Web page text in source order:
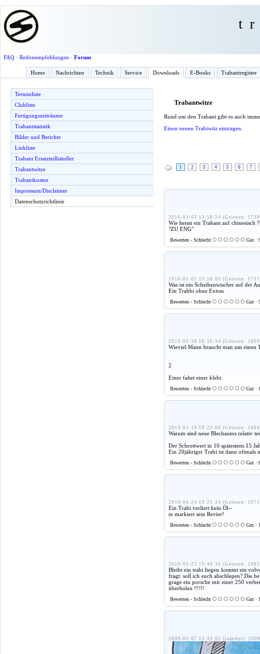
FAQ· Reifenempfehlungen · Forum
Home Nachrichten Technik Service Downloads E-Books Trabantregister
Terminliste
Clubliste
Fertigungszeiträume
Trabantstatistik
Bilder und Berichte
Linkliste
Trabant Ersatzteilhändler
Trabantwitze
Trabantkosten
Impressum/Disclaimer
Datenschutzrichtlinie
Trabantwitze
Rund um den Trabant gibt es auch
Einen neuen Trabiwitz eintragen.
1 2 3 4 5 6 7
2016-01-05 13:58:24 (Gelesen:
Wie heisst ein Trabant auf chinesisch ?
"ZU ENG"
Bewerten - Schlecht Gut ·
2016-01-05 13:56:03 (Gelesen:
Was ist ein Scheibenwischer auf der
Ein Trabbi ohne Extras
Bewerten - Schlecht Gut ·
2013-03-30 18:16:54 (Gelesen:
Wieviel Mann braucht man um einen
2
Einer faltet einer klebt.
Bewerten - Schlecht Gut ·
2013-01-19 18:23:00 (Gelesen:
Warum sind neue Blechautos relativ
Der Schrottwert in 10 spätestens 15
Ein 20jähriger Trabi ist dann oftmals
Bewerten - Schlecht Gut ·
2010-04-24 19:21:24 (Gelesen:
Ein Trabi verliert kein Öl--
er markiert sein Revier!
Bewerten - Schlecht Gut ·
2010-01-23 19:40:16 (Gelesen:
Bleibt ein trabi liegen kommt ein
fragt: soll ich euch abschlepen? Die
grage ein porsche mit einer 250
überholen !!!!!
Bewerten - Schlecht Gut ·
2009-03-07 13:43:05 Geändert: